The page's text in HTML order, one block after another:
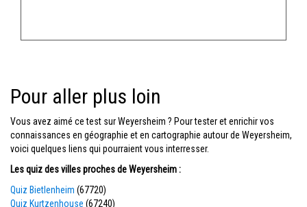
Pour aller plus loin
Vous avez aimé ce test sur Weyersheim ? Pour tester et enrichir vos
connaissances en géographie et en cartographie autour de Weyersheim,
voici quelques liens qui pourraient vous interresser.
Les quiz des villes proches de Weyersheim :
Quiz Bietlenheim (67720)
Quiz Kurtzenhouse (67240)